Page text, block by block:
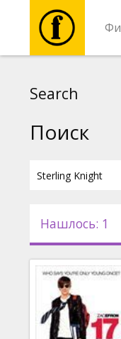
Новости
Подарки
Кинозакуски
Search
Поиск
Нашлось: 1